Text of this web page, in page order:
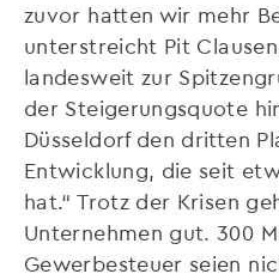
zuvor hatten wir mehr
unterstreicht Pit
landesweit zur
der Steigerungsquote
Düsseldorf den dritten
Entwicklung, die seit
hat.“ Trotz der Krisen
Unternehmen gut. 300
Gewerbesteuer seien